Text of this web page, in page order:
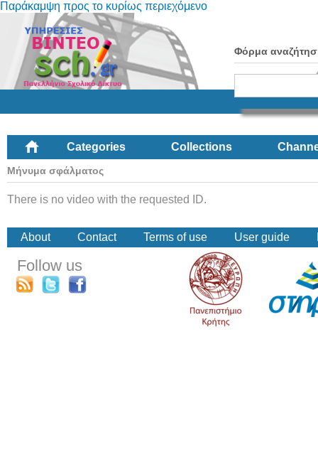
Παράκαμψη προς το κυρίως περιεχόμενο
Φόρμα
Categories Collections
Μήνυμα σφάλματος
There is no video with the requested ID.
About Contact Terms of use User guide
Follow us